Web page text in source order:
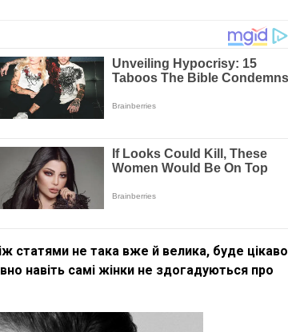
статями не така вже й велика, буде цікаво
навіть самі жінки не здогадуються про